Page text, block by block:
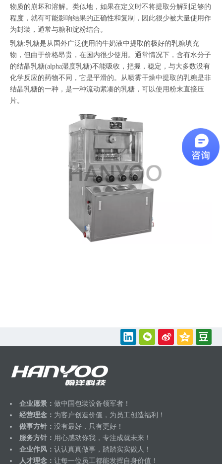
物质的崩坏和溶解。类似地，如果在定义时不将提取分解到足够的
程度，就有可能影响结果的正确性和复制，因此很少被大量使用作
为封装，通常与糖和淀粉结合。
乳糖:乳糖是从国外广泛使用的牛奶液中提取的极好的乳糖填充
物，但由于价格昂贵，在国内很少使用。通常情况下，含有水分子
的结晶乳糖(alpha湿度乳糖)不能吸收，把握，稳定，与大多数没有
化学反应的药物不同，它是平滑的。从喷雾干燥中提取的乳糖是非
结晶乳糖的一种，是一种流动紧凑的乳糖，可以使用粉末直接压
片。
企业愿景： 做中国包装设备领军者！
经营理念： 为客户创造价值，为员工创造福利！
做事方针： 没有最好，只有更好！
服务方针： 用心感动你我，专注成就未来！
企业作风： 认认真真做事，踏踏实实做人！
人才理念： 让每一位员工都能发挥自身价值！